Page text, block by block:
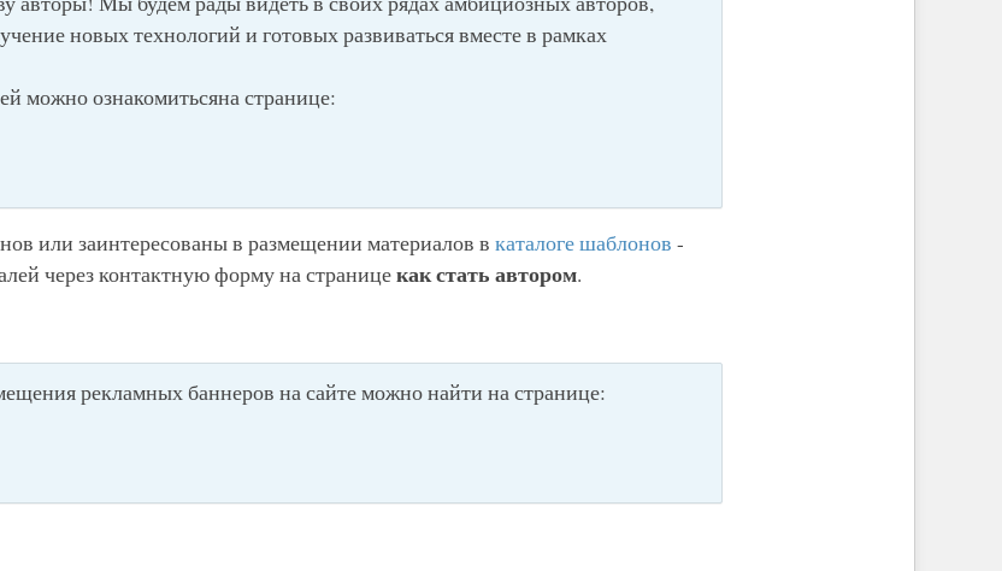
новых технологий и готовых развиваться вместе в рамках
можно ознакомитьсяна странице:
или заинтересованы в размещении материалов в каталоге шаблонов -
через контактную форму на страницекак стать автором.
рекламных баннеров на сайте можно найти на странице: